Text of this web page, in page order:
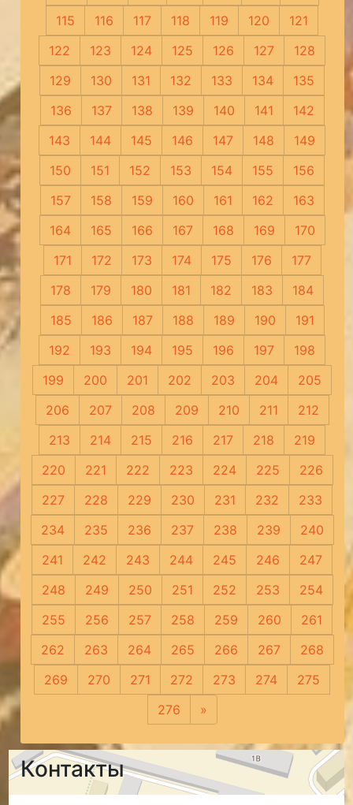
115
116 117 118 119 120
121
122
123 124 125 126 127
128
129
130 131 132 133 134
135
136
137 138 139 140 141
142
143
144 145 146 147 148
149
150
151 152 153 154 155
156
157
158 159 160 161 162
163
164
165 166 167 168 169
170
171
172 173 174 175 176
177
178
179 180 181 182 183
184
185
186 187 188 189 190
191
192
193 194 195 196 197
198
199
200 201 202 203 204
205
206
207 208 209 210 211
212
213
214 215 216 217 218
219
220
221 222 223 224 225
226
227
228 229 230 231 232
233
234
235 236 237 238 239
240
241
242 243 244 245 246
247
248
249 250 251 252 253
254
255
256 257 258 259 260
261
262
263 264 265 266 267
268
269
270 271 272 273 274
275
276
»
Контакты